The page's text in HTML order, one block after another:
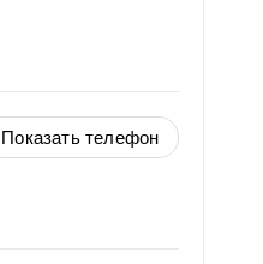
Показать телефон